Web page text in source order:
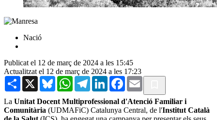
Nació
Publicat el 12 de març de 2024 a les 15:45
Actualitzat el 12 de març de 2024 a les 17:23
Share X BlueskyWhatsAppTelegramLinkedInFacebook
Email
La Unitat Docent Multiprofessional d'Atenció Familiar i
Comunitària (UDMAFiC) Catalunya Central, de l'Institut Català